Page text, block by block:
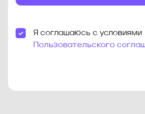
Я соглашаюсь с условиями
Пользовательского